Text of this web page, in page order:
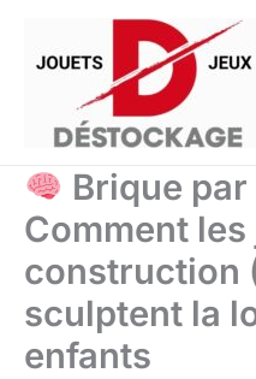
contenu
Brique
Comment les
construction
sculptent la
enfants